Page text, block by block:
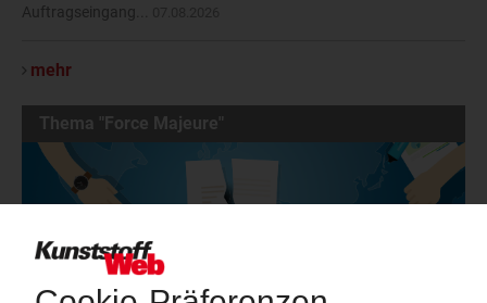
Auftragseingang...
mehr
Thema "Force Majeure"